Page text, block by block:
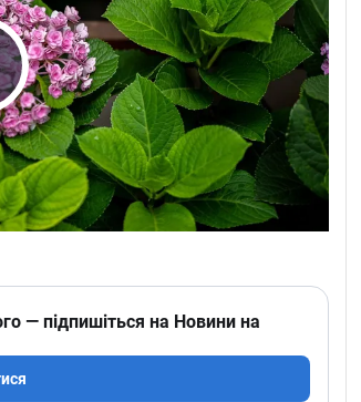
Video
— підпишіться на Новини на